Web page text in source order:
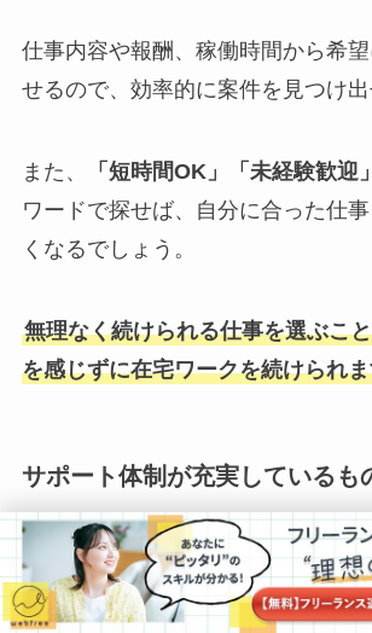
仕事内容や報酬、稼働時間から希
せるので、効率的に案件を見つけ出
また、 「短時間OK」「未経験歓迎」
ワードで探せば、自分に合った仕
くなるでしょう。
無理なく続けられる仕事を選ぶこ
を感じずに在宅ワークを続けられ
サポート体制が充実しているも
在宅ワークを選ぶ際は、
サポート
ドソーシングサイトを利用するの